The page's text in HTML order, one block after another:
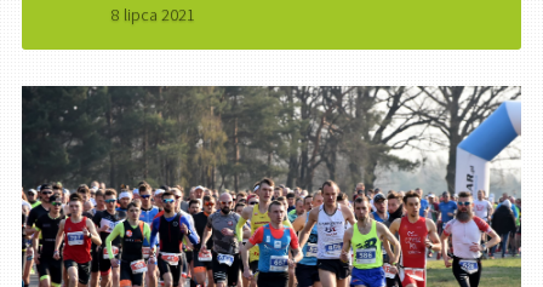
8 lipca 2021